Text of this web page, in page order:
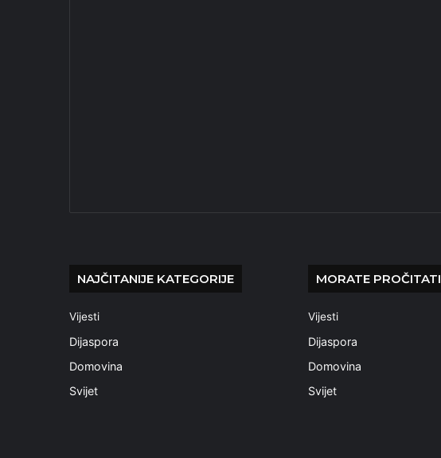
NAJČITANIJE KATEGORIJE
Vijesti
Dijaspora
Domovina
Svijet
MORATE PROČITATI
Vijesti
Dijaspora
Domovina
Svijet